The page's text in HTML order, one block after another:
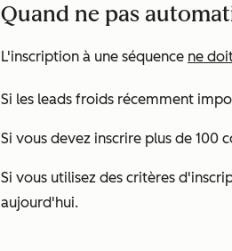
Quand ne pas
L'inscription à une séquence ne
Si les leads froids récemment
Si vous devez inscrire plus de 100
Si vous utilisez des critères
aujourd'hui.